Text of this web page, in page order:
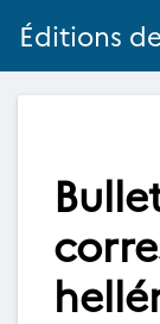
Éditions